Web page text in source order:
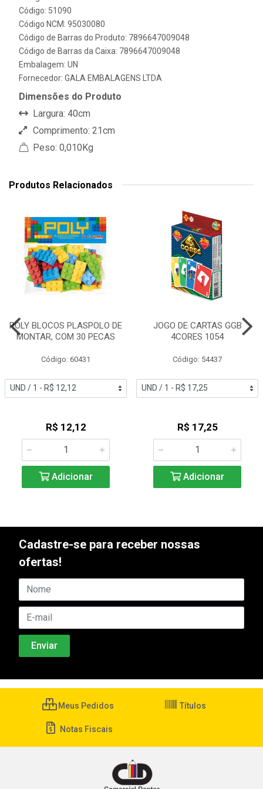
Código: 51090
Código NCM: 95030080
Código de Barras do Produto: 7896647009048
Código de Barras da Caixa: 7896647009048
Embalagem: UN
Fornecedor: GALA EMBALAGENS LTDA
Dimensões do Produto
Largura: 40cm
Comprimento: 21cm
Peso: 0,010Kg
Produtos Relacionados
POLY BLOCOS PLASPOLO DE
MONTAR, COM 30 PECAS
Código: 60431
R$ 12,12
Adicionar
JOGO DE CARTAS GGB
4CORES 1054
Código: 54437
R$ 17,25
Adicionar
Cadastre-se para receber nossas
ofertas!
Meus Pedidos Títulos
Notas Fiscais